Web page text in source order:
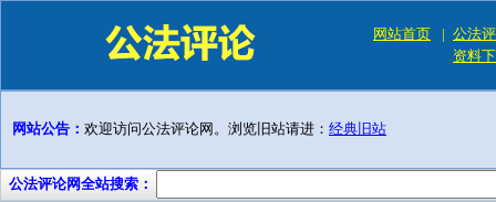
网站首页 | 公法
资料
网站公告： 欢迎访问公法评论网。浏览旧站请进： 经典旧站
公法评论网全站搜索：